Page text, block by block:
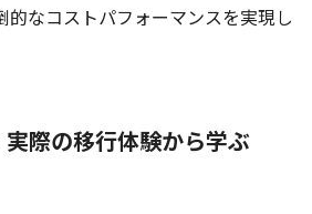
的なコストパフォーマンスを実現し
際の移行体験から学ぶ